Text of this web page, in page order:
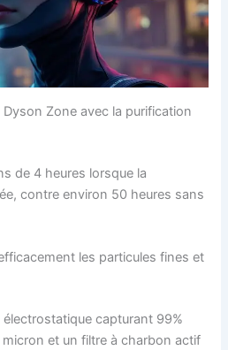
Dyson Zone avec la purification
de 4 heures lorsque la
contre environ 50 heures sans
les particules fines et
capturant 99%
micron et un filtre à charbon actif